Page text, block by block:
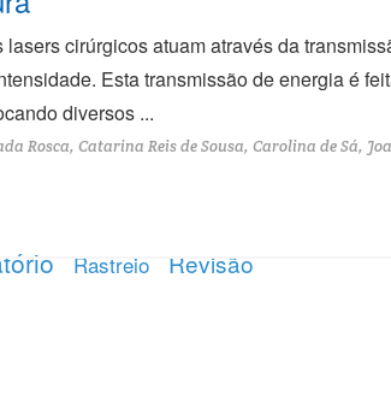
Rastreio
Revisão
lasers cirúrgicos atuam através da
Esta transmissão de energia é
diversos ...
Rosca, Catarina Reis de Sousa, Carolina de Sá,